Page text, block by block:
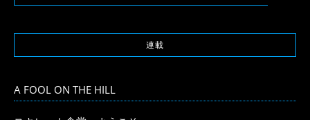
連載
A FOOL ON THE HILL